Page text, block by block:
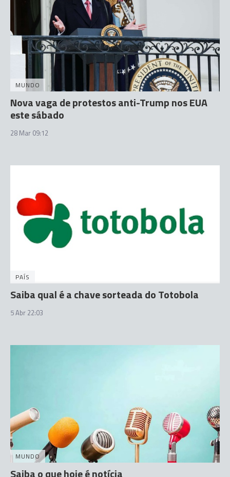
MUNDO
Nova vaga de protestos anti-Trump nos EUA
este sábado
28 Mar 09:12
PAÍS
Saiba qual é a chave sorteada do Totobola
5 Abr 22:03
MUNDO
Saiba o que hoje é notícia